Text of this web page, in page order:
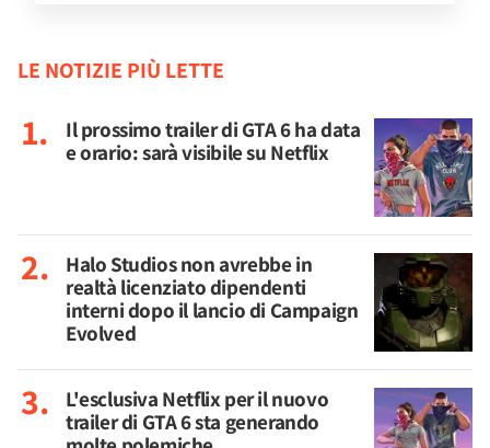
LE NOTIZIE PIÙ LETTE
Il prossimo trailer di GTA 6 ha data
e orario: sarà visibile su Netflix
Halo Studios non avrebbe in
realtà licenziato dipendenti
interni dopo il lancio di Campaign
Evolved
L'esclusiva Netflix per il nuovo
trailer di GTA 6 sta generando